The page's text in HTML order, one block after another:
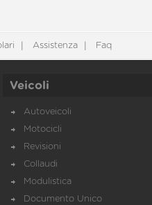
Assistenza Faq
Veicoli
Autoveicoli
Motocicli
Revisioni
Collaudi
Modulistica
Documento Unico